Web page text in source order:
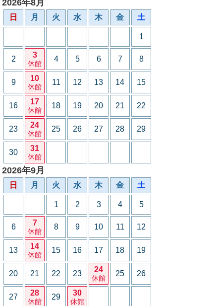
2026年8月
日 月 火 水 木 金 土
1
2 3
休館
4 5 6 7 8
9 10
休館
11 12 13 14 15
16 17
休館
18 19 20 21 22
23 24
休館
25 26 27 28 29
30 31
休館
2026年9月
日 月 火 水 木 金 土
1 2 3 4 5
6 7
休館
8 9 10 11 12
13 14
休館
15 16 17 18 19
20 21 22 23 24
休館
25 26
27 28
休館
29 30
休館